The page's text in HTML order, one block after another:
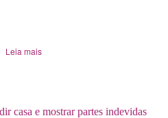
Share
Leia mais
casa e mostrar partes indevidas